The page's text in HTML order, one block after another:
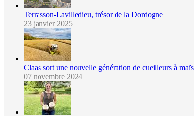
Terrasson-Lavilledieu, trésor de la Dordogne
23 janvier 2025
Claas sort une nouvelle génération de cueilleurs à maïs
07 novembre 2024